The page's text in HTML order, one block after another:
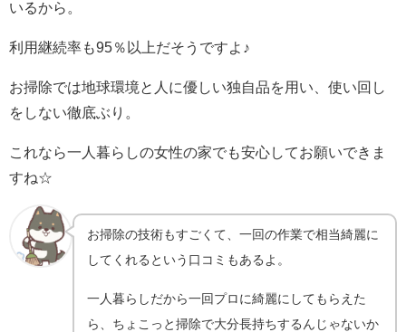
いるから。
利用継続率も95％以上だそうですよ♪
お掃除では地球環境と人に優しい独自品を用い、使い回し
をしない徹底ぶり。
これなら一人暮らしの女性の家でも安心してお願いできま
すね☆
お掃除の技術もすごくて、一回の作業で相当綺麗に
してくれるという口コミもあるよ。
一人暮らしだから一回プロに綺麗にしてもらえた
ら、ちょこっと掃除で大分長持ちするんじゃないか